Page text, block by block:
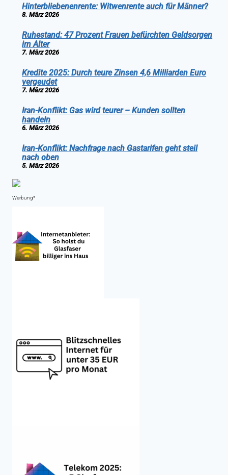
Hinterbliebenenrente: Witwenrente auch für Männer?
8. März 2026
Ruhestand: 47 Prozent Frauen befürchten Geldsorgen
im Alter
7. März 2026
Kredite 2025: Durch teure Zinsen 4,6 Milliarden Euro
vergeudet
7. März 2026
Iran-Konflikt: Gas wird teurer – Kunden sollten
handeln
6. März 2026
Iran-Konflikt: Nachfrage nach Gastarifen geht steil
nach oben
5. März 2026
Werbung*